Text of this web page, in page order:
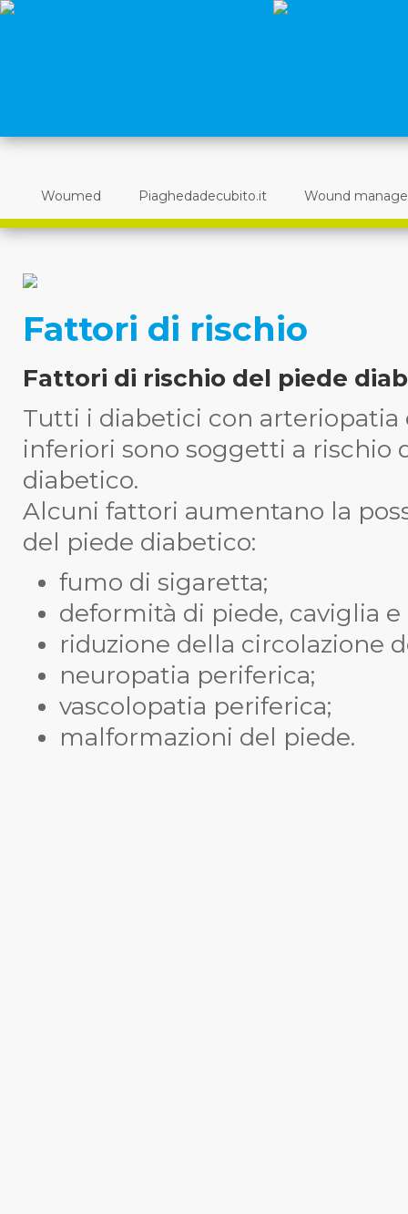
Woumed Piaghedadecubito.it Wound
Fattori di rischio
Fattori di rischio del piede
Tutti i diabetici con
inferiori sono soggetti a rischio
diabetico.
Alcuni fattori aumentano la
del piede diabetico:
fumo di sigaretta;
deformità di piede, caviglia e
riduzione della circolazione
neuropatia periferica;
vascolopatia periferica;
malformazioni del piede.